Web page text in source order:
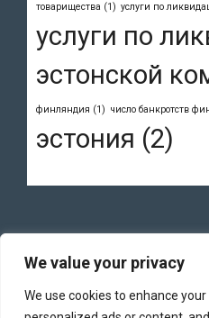
We value your privacy
We use cookies to enhance
товарищества (1) услуги по
услуги по
эстонской
финляндия (1) число банкротств
эстония (2)